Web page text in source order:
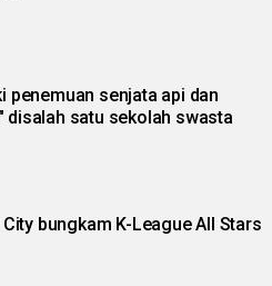
penemuan senjata api dan
disalah satu sekolah swasta
bungkam K-League All Stars